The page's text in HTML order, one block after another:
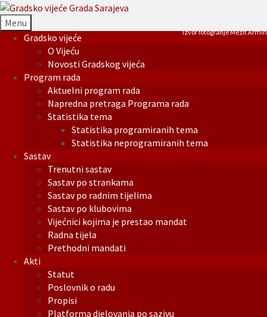
Menu
Gradsko vijeće
O Vijeću
Novosti Gradskog vijeća
Program rada
Aktuelni program rada
Napredna pretraga Programa rada
Statistika tema
Statistika programiranih tema
Statistika neprogramiranih tema
Sastav
Trenutni sastav
Sastav po strankama
Sastav po radnim tijelima
Sastav po klubovima
Vijećnici kojima je prestao mandat
Radna tijela
Prethodni mandati
Akti
Statut
Poslovnik o radu
Propisi
Platforma djelovanja po sazivu
Izvor fotografije Mezit Armin